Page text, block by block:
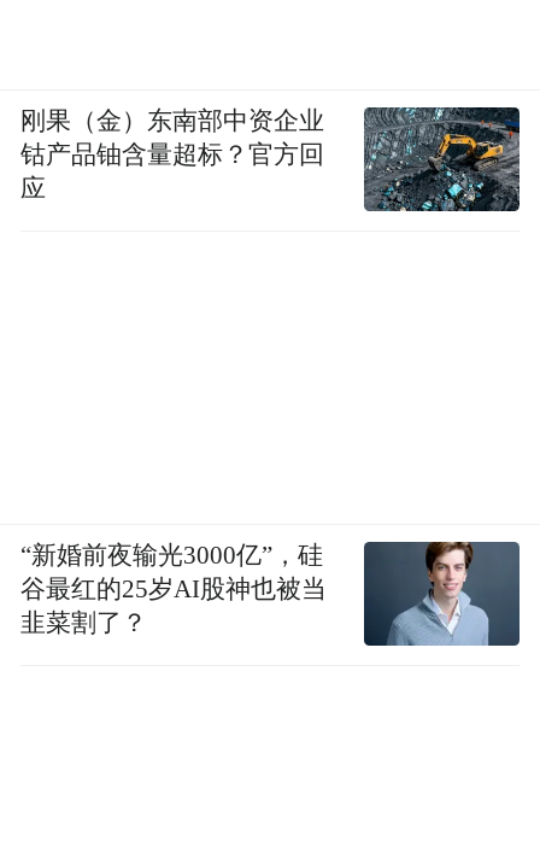
自以为是“四进宫”的“老江湖”
以为能够侥幸逃脱
犯罪嫌疑人钟某庸
刚果（金）东南部中资企业
钴产品铀含量超标？官方回
应
“新婚前夜输光3000亿”，硅
谷最红的25岁AI股神也被当
韭菜割了？